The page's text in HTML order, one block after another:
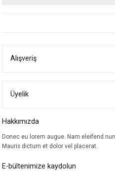
Ürün bilgilerinde hatalar bulunuyor.
Bu ürüne benzer farklı alternatifler
Alışveriş
Üyelik
Hakkımızda
Donec eu lorem augue. Nam eleifend
Mauris dictum et dolor vel placerat.
E-bültenimize kaydolun